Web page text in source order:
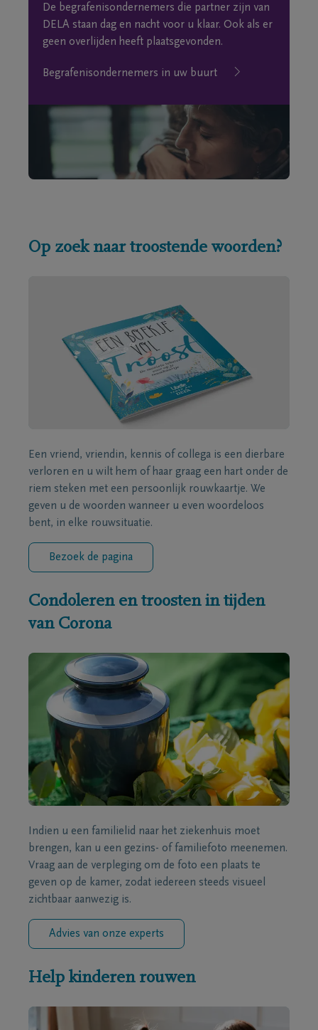
De begrafenisondernemers die partner zijn van
DELA staan dag en nacht voor u klaar. Ook als er
geen overlijden heeft plaatsgevonden.
Begrafenisondernemers in uw buurt
Op zoek naar troostende woorden?
Een vriend, vriendin, kennis of collega is een dierbare
verloren en u wilt hem of haar graag een hart onder de
riem steken met een persoonlijk rouwkaartje. We
geven u de woorden wanneer u even woordeloos
bent, in elke rouwsituatie.
Bezoek de pagina
Condoleren en troosten in tijden
van Corona
Indien u een familielid naar het ziekenhuis moet
brengen, kan u een gezins- of familiefoto meenemen.
Vraag aan de verpleging om de foto een plaats te
geven op de kamer, zodat iedereen steeds visueel
zichtbaar aanwezig is.
Advies van onze experts
Help kinderen rouwen